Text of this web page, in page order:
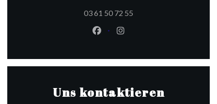
03 61 50 72 55
Facebook ((öffnet ein neues
Instagram ((öffnet ein
Uns kontaktieren